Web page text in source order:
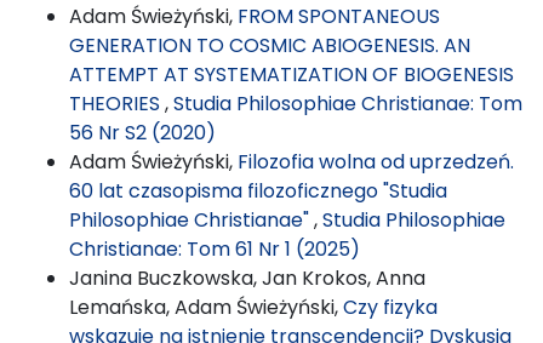
Adam Świeżyński, FROM SPONTANEOUS
GENERATION TO COSMIC ABIOGENESIS. AN
ATTEMPT AT SYSTEMATIZATION OF BIOGENESIS
THEORIES ,Studia Philosophiae Christianae: Tom
56 Nr S2 (2020)
Adam Świeżyński, Filozofia wolna od uprzedzeń.
60 lat czasopisma filozoficznego "Studia
Philosophiae Christianae",Studia Philosophiae
Christianae: Tom 61 Nr 1 (2025)
Janina Buczkowska, Jan Krokos, Anna
Lemańska, Adam Świeżyński,Czy fizyka
wskazuje na istnienie transcendencji? Dyskusja